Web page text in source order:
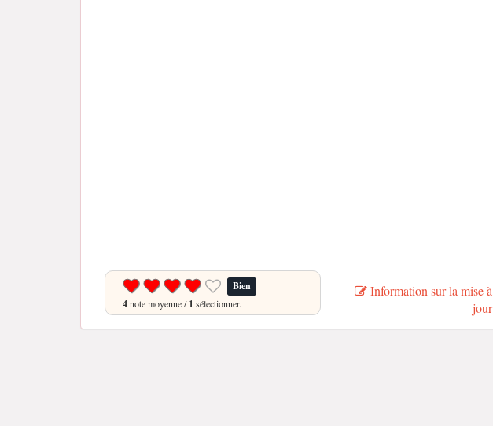
Bien
4note moyenne /1 sélectionner.
Information sur la mise à
jour